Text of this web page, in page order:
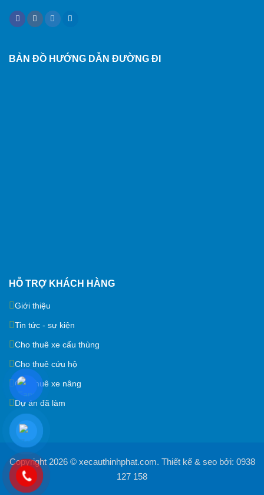
HỖ TRỢ KHÁCH HÀNG
Giới thiệu
Tin tức - sự kiện
Cho thuê xe cẩu thùng
Cho thuê cứu hộ
Cho thuê xe nâng
Dự án đã làm
BẢN ĐỒ HƯỚNG DẪN ĐƯỜNG ĐI
Copyright 2026 © xecauthinhphat.com. Thiết kế & seo bởi: 0938
127 158